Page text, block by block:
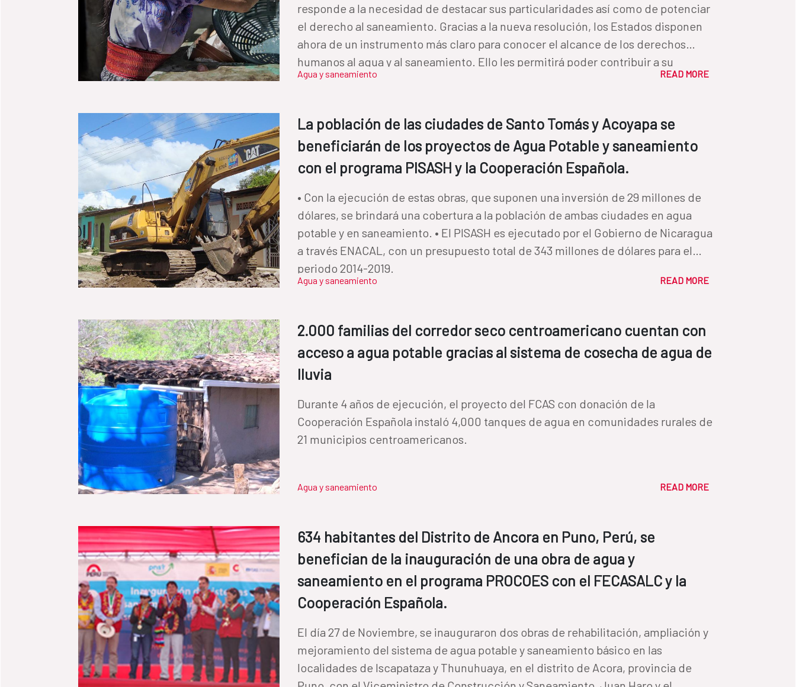
responde a la necesidad de destacar sus particularidades así como de potenciar
el derecho al saneamiento. Gracias a la nueva resolución, los Estados disponen
ahora de un instrumento más claro para conocer el alcance de los derechos
humanos al agua y al saneamiento. Ello les permitirá poder contribuir a su
consecución de forma más efectiva.
Agua y saneamiento READ MORE
La población de las ciudades de Santo Tomás y Acoyapa se
beneficiarán de los proyectos de Agua Potable y saneamiento
con el programa PISASH y la Cooperación Española.
• Con la ejecución de estas obras, que suponen una inversión de 29 millones de
dólares, se brindará una cobertura a la población de ambas ciudades en agua
potable y en saneamiento. • El PISASH es ejecutado por el Gobierno de Nicaragua
a través ENACAL, con un presupuesto total de 343 millones de dólares para el
periodo 2014-2019.
Agua y saneamiento READ MORE
2.000 familias del corredor seco centroamericano cuentan con
acceso a agua potable gracias al sistema de cosecha de agua de
lluvia
Durante 4 años de ejecución, el proyecto del FCAS con donación de la
Cooperación Española instaló 4,000 tanques de agua en comunidades rurales de
21 municipios centroamericanos.
Agua y saneamiento READ MORE
634 habitantes del Distrito de Ancora en Puno, Perú, se
benefician de la inauguración de una obra de agua y
saneamiento en el programa PROCOES con el FECASALC y la
Cooperación Española.
El día 27 de Noviembre, se inauguraron dos obras de rehabilitación, ampliación y
mejoramiento del sistema de agua potable y saneamiento básico en las
localidades de Iscapataza y Thunuhuaya, en el distrito de Acora, provincia de